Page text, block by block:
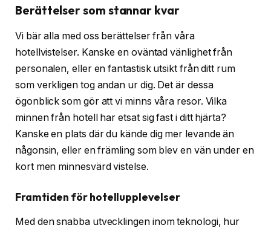
Berättelser som stannar kvar
Vi bär alla med oss berättelser från våra
hotellvistelser. Kanske en oväntad vänlighet från
personalen, eller en fantastisk utsikt från ditt rum
som verkligen tog andan ur dig. Det är dessa
ögonblick som gör att vi minns våra resor. Vilka
minnen från hotell har etsat sig fast i ditt hjärta?
Kanske en plats där du kände dig mer levande än
någonsin, eller en främling som blev en vän under en
kort men minnesvärd vistelse.
Framtiden för hotellupplevelser
Med den snabba utvecklingen inom teknologi, hur